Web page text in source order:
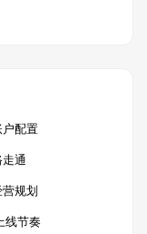
户配置
通
规划
线节奏